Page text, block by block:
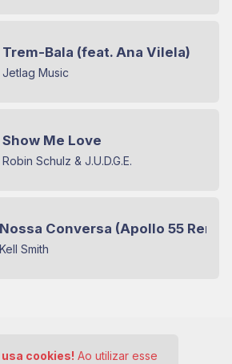
Trem-Bala (feat. Ana Vilela)
Jetlag Music
Show Me Love
Robin Schulz & J.U.D.G.E.
Nossa Conversa (Apollo 55
Kell Smith
OS TEMPOS - Todos os direitos
cookies! Ao utilizar esse